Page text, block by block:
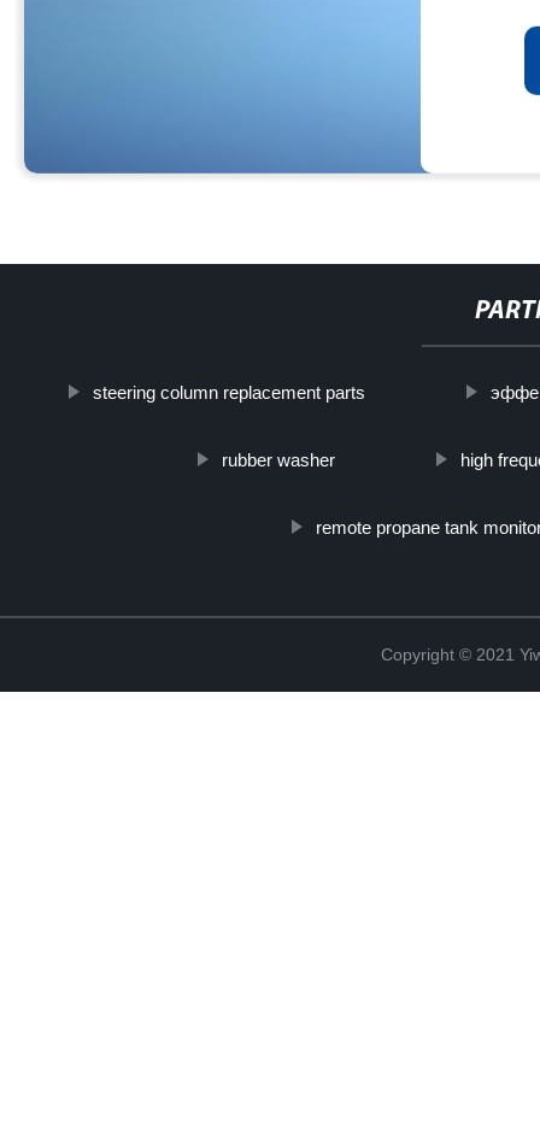
steering column replacement parts
rubber washer high
remote propane tank
Copyright © 2021